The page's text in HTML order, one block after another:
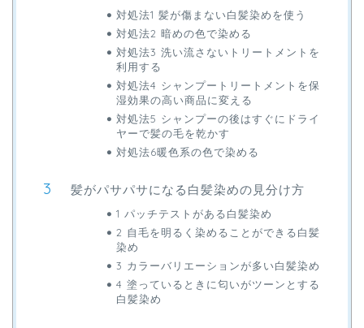
対処法1 髪が傷まない白髪染めを使う
対処法2 暗めの色で染める
対処法3 洗い流さないトリートメントを
利用する
対処法4 シャンプートリートメントを保
湿効果の高い商品に変える
対処法5 シャンプーの後はすぐにドライ
ヤーで髪の毛を乾かす
対処法6暖色系の色で染める
髪がパサパサになる白髪染めの見分け方
1 パッチテストがある白髪染め
2 自毛を明るく染めることができる白髪
染め
3 カラーバリエーションが多い白髪染め
4 塗っているときに匂いがツーンとする
白髪染め